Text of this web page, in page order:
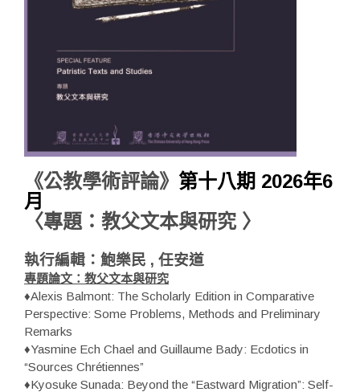
《公教學術評論》 第十八期 2026年6
月
〈專題：教父文本與研究 〉
執行編輯 ：鮑樂民 , 任安道
專題論文：教父文本與研究
♦Alexis Balmont: The Scholarly Edition in Comparative
Perspective: Some Problems, Methods and Preliminary
Remarks
♦Yasmine Ech Chael and Guillaume Bady: Ecdotics in
“Sources Chrétiennes”
♦Kyosuke Sunada: Beyond the “Eastward Migration”: Self-